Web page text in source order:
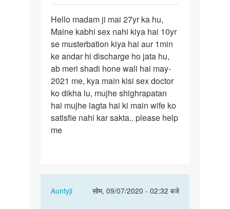
Hello
madam
ji
mai
27yr
ka…
Hello madam ji mai 27yr ka hu,
Maine kabhi sex nahi kiya hai 10yr
se musterbation kiya hai aur 1min
ke andar hi discharge ho jata hu,
ab meri shadi hone wali hai may-
2021 me, kya main kisi sex doctor
ko dikha lu, mujhe shighrapatan
hai mujhe lagta hai ki main wife ko
satisfie nahi kar sakta.. please help
me
Auntyji
सोम, 09/07/2020 - 02:32 बजे
In